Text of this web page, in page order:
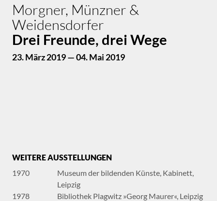
Morgner, Münzner &
Weidensdorfer
Drei Freunde, drei Wege
23. März 2019 — 04. Mai 2019
WEITERE AUSSTELLUNGEN
1970
Museum der bildenden Künste, Kabinett,
Leipzig
1978
Bibliothek Plagwitz »Georg Maurer«, Leipzig